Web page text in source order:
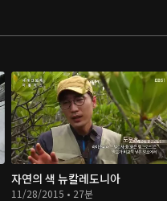
자연의 색 뉴칼레도니아
11/28/2015 • 27분